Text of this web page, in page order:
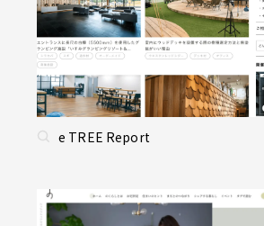
e TREE Report